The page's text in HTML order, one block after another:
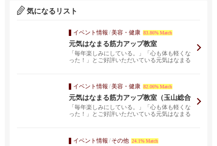
気になるリスト
イベント情報 /美容・健康 83.86% Match
元気はなまる筋力アップ教室
「毎年楽しみにしている。」「心も体も軽くな
った！」とご好評いただいている元気はなまる
イベント情報 /美容・健康 82.06% Match
元気はなまる筋力アップ教室（玉山総合
福祉センター会場）
「毎年楽しみにしている。」「心も体も軽くな
った！」とご好評いただいている元気はなまる
イベント情報 / その他 24.1% Match